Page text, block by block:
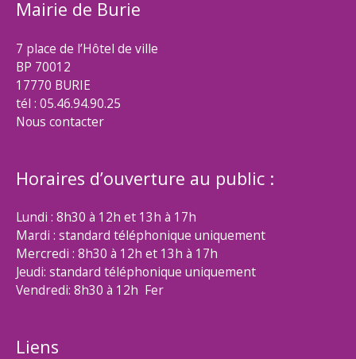
Mairie de Burie
7 place de l’Hôtel de ville
BP 70012
17770 BURIE
tél : 05.46.94.90.25
Nous contacter
Horaires d’ouverture au public :
Lundi : 8h30 à 12h et 13h à 17h
Mardi : standard téléphonique uniquement
Mercredi : 8h30 à 12h et 13h à 17h
Jeudi: standard téléphonique uniquement
Vendredi: 8h30 à 12h Fer
Liens